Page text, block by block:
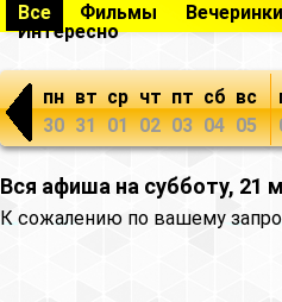
Все Фильмы Вечеринки
Интересно
пн
30
вт
31
ср
01
чт
02
пт
03
сб
04
вс
05
Вся афиша на субботу, 21
К сожалению по вашему